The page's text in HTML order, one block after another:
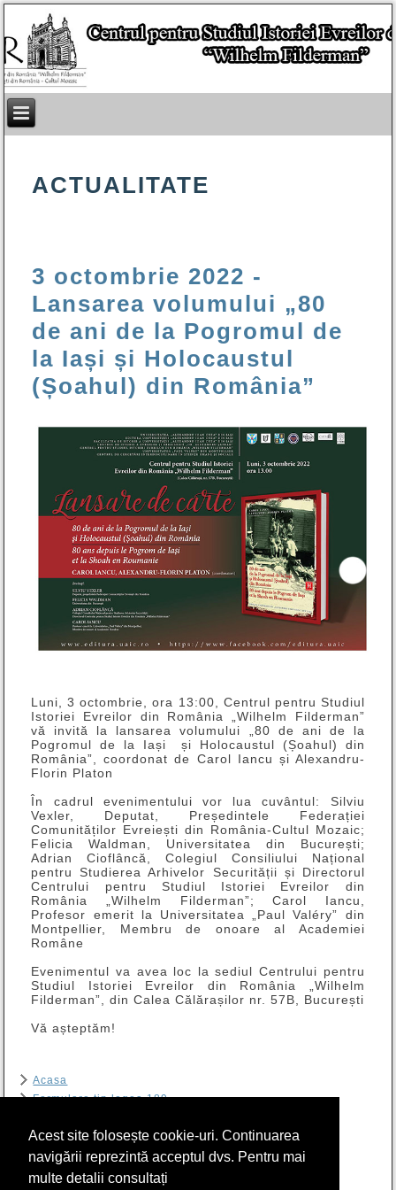
Acest site folosește cookie-uri. Continuarea
navigării reprezintă acceptul dvs. Pentru mai
multe detalii consultați
ACTUALITATE
3 octombrie 2022 -
Lansarea volumului „80
de ani de la Pogromul de
la Iași și Holocaustul
(Șoahul) din România”
Luni, 3 octombrie, ora 13:00, Centrul pentru Studiul
Istoriei Evreilor din România „Wilhelm Filderman”
vă invită la lansarea volumului „80 de ani de la
Pogromul de la Iași și Holocaustul (Șoahul) din
România”, coordonat de Carol Iancu și Alexandru-
Florin Platon
În cadrul evenimentului vor lua cuvântul: Silviu
Vexler, Deputat, Președintele Federației
Comunităților Evreiești din România-Cultul Mozaic;
Felicia Waldman, Universitatea din București;
Adrian Cioflâncă, Colegiul Consiliului Național
pentru Studierea Arhivelor Securității și Directorul
Centrului pentru Studiul Istoriei Evreilor din
România „Wilhelm Filderman”; Carol Iancu,
Profesor emerit la Universitatea „Paul Valéry” din
Montpellier, Membru de onoare al Academiei
Române
Evenimentul va avea loc la sediul Centrului pentru
Studiul Istoriei Evreilor din România „Wilhelm
Filderman”, din Calea Călărașilor nr. 57B, București
Vă așteptăm!
Acasa
Formulare tip legea 189
Arhiva
RIER
Program sală de lectură Biblioteca CSIER-WF